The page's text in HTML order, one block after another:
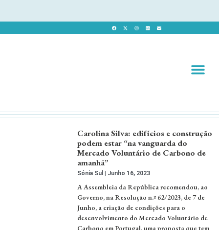
Carolina Silva: edifícios e construção
podem estar “na vanguarda do
Mercado Voluntário de Carbono de
amanhã”
Sónia Sul Junho 16, 2023
A Assembleia da República recomendou, ao
Governo, na Resolução n.º 62/2023, de 7 de
Junho, a criação de condições para o
desenvolvimento do Mercado Voluntário de
Carbono em Portugal, uma proposta que tem